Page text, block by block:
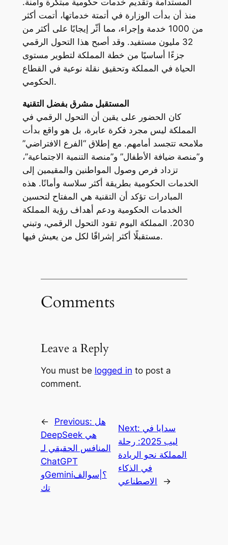
المستدامة وتقديم خدمات حكومية مبتكرة وآمنة.
منذ أن بدأت الوزارة في أتمتة خدماتها، أتمت أكثر
من 1000 خدمة وإجراء، مما أثّر إيجابًا على أكثر من
32 مليون مستفيد. وقد أصبح هذا التحول الرقمي
جزءًا أساسيًا من خطة المملكة لتطوير مستوى
الحياة في المملكة وتحقيق نقلة نوعية في القطاع
الحكومي.
المستقبل مشرق بفضل التقنية
كان الحضور على يقين أن التحول الرقمي في
المملكة ليس مجرد فكرة عابرة، بل هو واقع بدأت
ملامحه تتجسد أمامهم. مع إطلاق “الفرع الافتراضي”
و”منصة ضيافة الأطفال” و”منصة التنمية الاجتماعية”،
تزداد فرص وصول المواطنين والمقيمين إلى
الخدمات الحكومية بطريقة أكثر سلاسة وأمانًا. هذه
المبادرات تؤكد أن التقنية هي المفتاح لتحسين
الخدمات الحكومية ودعم أهداف رؤية المملكة
2030. المملكة اليوم تقود التحول الرقمي، وتبني
مستقبلًا أكثر إشراقًا لكل من يعيش فيها.
Comments
Leave a Reply
You must be logged in to post a
comment.
← Previous: هل
DeepSeek هي
المنافس الحقيقي لـ
ChatGPT
وGemini؟|سوالف
تك
Next: سدايا في
ليب 2025: رحلة
المملكة نحو الريادة
في الذكاء
الاصطناعي
→